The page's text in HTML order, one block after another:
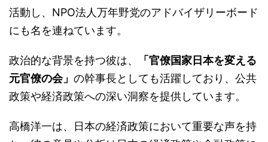
活動し、NPO法人万年野党のアドバイザリーボード
にも名を連ねています。
政治的な背景を持つ彼は、
「官僚国家日本を変える
元官僚の会」 の幹事長としても活躍しており、公共
政策や経済政策への深い洞察を提供しています。
高橋洋一は、日本の経済政策において重要な声を持